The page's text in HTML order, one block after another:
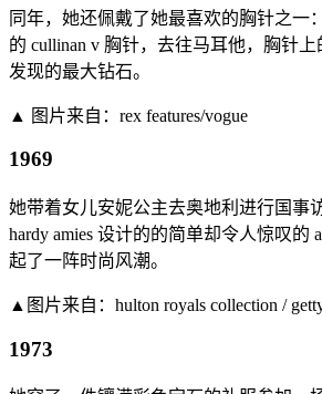
同年，她还佩戴了她最喜欢的胸针之一
的 cullinan v 胸针，去往马耳他，胸针
发现的最大钻石。
▲ 图片来自：rex features/vogue
1969
她带着女儿安妮公主去奥地利进行国事
hardy amies 设计的的简单却令人惊叹的
起了一阵时尚风潮。
▲图片来自：hulton royals collection /
1973